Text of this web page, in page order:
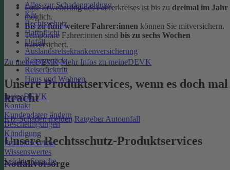
Alles zur Schadenmeldung
Kfz
Rechtsschutz
Haftpflicht
Unfall
Auslandsreisekrankenversicherung
Reisegepäck
Reiserücktritt
Haus und Wohnen
meineDEVK
Kontakt
Kundendaten ändern
Bescheinigungen
Kündigung
Produktservices
Wissenswertes
Leichte Sprache
Eine Erweiterung des Fahrerkreises ist bis zu dreimal im Jahr
möglich.
Bis zu fünf weitere Fahrer:innen können Sie mitversichern.
Temporäre Fahrer:innen sind bis zu sechs Wochen
mitversichert.
Zu meineDEVK Mehr Infos zu meineDEVK
Unsere Produktservices, wenn es doch mal
kracht
Kfz-Schaden melden Ratgeber Autounfall
Unsere Rechtsschutz-Produktservices
Notfallvorsorge